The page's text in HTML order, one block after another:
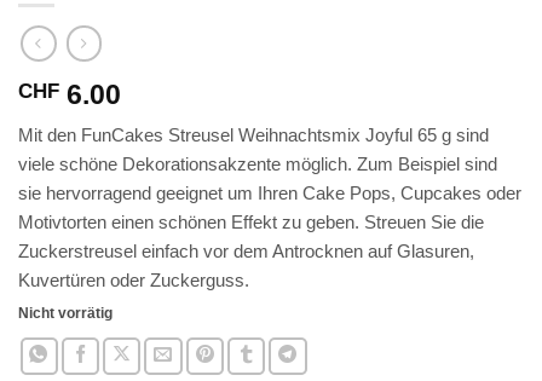
CHF 6.00
Mit den FunCakes Streusel Weihnachtsmix Joyful 65 g sind
viele schöne Dekorationsakzente möglich. Zum Beispiel sind
sie hervorragend geeignet um Ihren Cake Pops, Cupcakes oder
Motivtorten einen schönen Effekt zu geben. Streuen Sie die
Zuckerstreusel einfach vor dem Antrocknen auf Glasuren,
Kuvertüren oder Zuckerguss.
Nicht vorrätig